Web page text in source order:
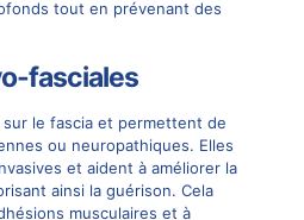
tout en prévenant des
fasciales
le fascia et permettent de
ou neuropathiques. Elles
et aident à améliorer la
ainsi la guérison. Cela
musculaires et à